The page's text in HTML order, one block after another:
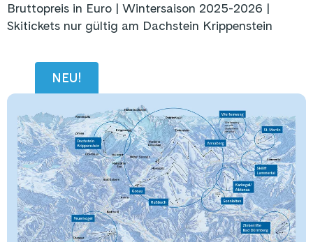
Bruttopreis in Euro | Wintersaison 2025-2026 |
Skitickets nur gültig am Dachstein Krippenstein
NEU!